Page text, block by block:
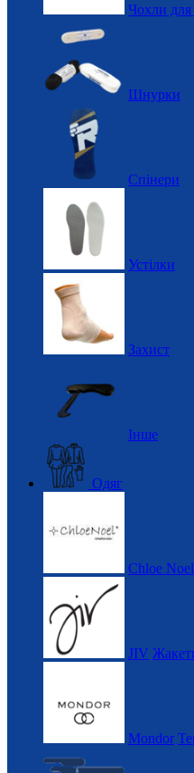
Чохли для
Шнурки
Спінери
Устілки
Захист
Інше
Одяг
Chloe Noel
JIV
Mondor